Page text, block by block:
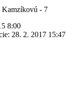
Kamzíkovú - 7
8:00
28. 2. 2017 15:47